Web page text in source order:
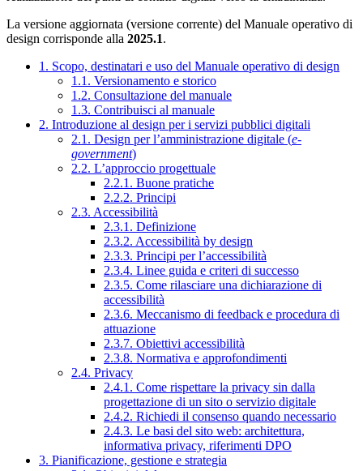
La versione aggiornata (versione corrente) del Manuale operativo di
design corrisponde alla 2025.1.
1. Scopo, destinatari e uso del Manuale operativo di design
1.1. Versionamento e storico
1.2. Consultazione del manuale
1.3. Contribuisci al manuale
2. Introduzione al design per i servizi pubblici digitali
2.1. Design per l’amministrazione digitale (e-
government)
2.2. L’approccio progettuale
2.2.1. Buone pratiche
2.2.2. Principi
2.3. Accessibilità
2.3.1. Definizione
2.3.2. Accessibilità by design
2.3.3. Principi per l’accessibilità
2.3.4. Linee guida e criteri di successo
2.3.5. Come rilasciare una dichiarazione di
accessibilità
2.3.6. Meccanismo di feedback e procedura di
attuazione
2.3.7. Obiettivi accessibilità
2.3.8. Normativa e approfondimenti
2.4. Privacy
2.4.1. Come rispettare la privacy sin dalla
progettazione di un sito o servizio digitale
2.4.2. Richiedi il consenso quando necessario
2.4.3. Le basi del sito web: architettura,
informativa privacy, riferimenti DPO
3. Pianificazione, gestione e strategia